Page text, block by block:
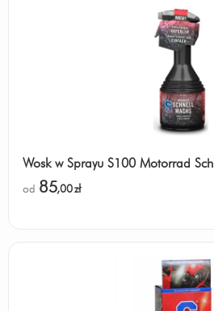
Wosk w Sprayu S100 Motorrad
od 85,00zł